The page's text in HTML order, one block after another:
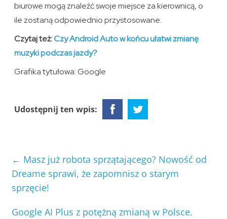
biurowe mogą znaleźć swoje miejsce za kierownicą, o
ile zostaną odpowiednio przystosowane.
Czytaj też:Czy Android Auto w końcu ułatwi zmianę
muzyki podczas jazdy?
Grafika tytułowa: Google
Udostępnij ten wpis:
← Masz już robota sprzątającego? Nowość od
Dreame sprawi, że zapomnisz o starym
sprzęcie!
Google AI Plus z potężną zmianą w Polsce.